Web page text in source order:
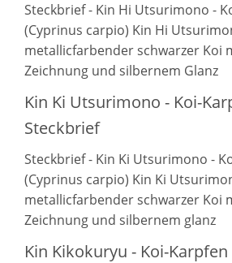
Steckbrief - Kin Hi Utsurimono -
(Cyprinus carpio) Kin Hi
metallicfarbender schwarzer Koi
Zeichnung und silbernem Glanz
Kin Ki Utsurimono - Koi-
Steckbrief
Steckbrief - Kin Ki Utsurimono -
(Cyprinus carpio) Kin Ki
metallicfarbender schwarzer Koi
Zeichnung und silbernem glanz
Kin Kikokuryu - Koi-